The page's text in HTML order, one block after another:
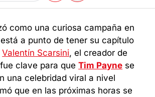
como una curiosa campaña en
a punto de tener su capítulo
Valentín Scarsini, el creador de
clave para queTim Payne se
una celebridad viral a nivel
que en las próximas horas se